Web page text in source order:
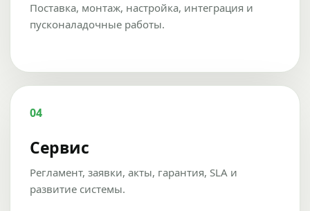
Поставка, монтаж, настройка, интеграция и
пусконаладочные работы.
04
Сервис
Регламент, заявки, акты, гарантия, SLA и
развитие системы.